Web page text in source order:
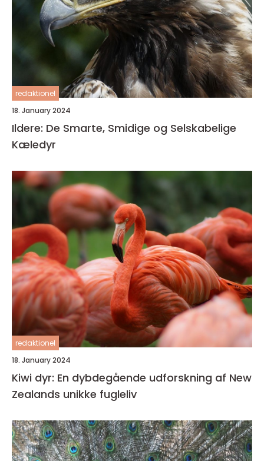
redaktionel
18. January 2024
Ildere: De Smarte, Smidige og Selskabelige
Kæledyr
redaktionel
18. January 2024
Kiwi dyr: En dybdegående udforskning af New
Zealands unikke fugleliv